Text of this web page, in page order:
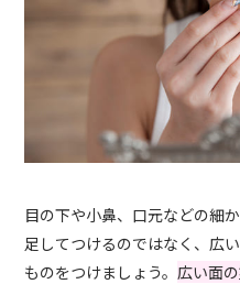
目の下や小鼻、口元などの細
足してつけるのではなく、広
ものをつけましょう。 広い面